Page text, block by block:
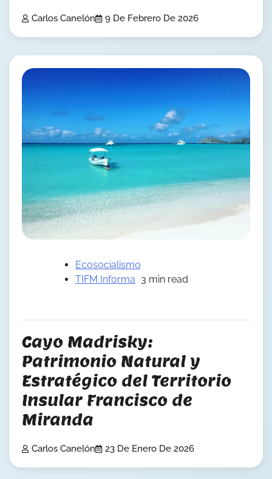
Carlos Canelón 9 De Febrero De 2026
Ecosocialismo
TIFM Informa 3 min read
Cayo Madrisky:
Patrimonio Natural y
Estratégico del Territorio
Insular Francisco de
Miranda
Carlos Canelón 23 De Enero De 2026